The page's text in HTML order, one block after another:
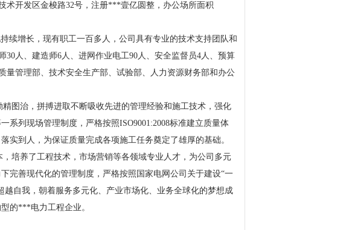
术开发区金梭路32号 ， 注册***壹亿圆整 ，办公场所面积
续增长， 现有职工一百多 人，公司具有专业的技术支持团队和
30人、建造师6人、进网作业电工90人、安全监督员4人、预算
量管理部、技术安全生产部、试验部、人力资源财务部和 办公
精图治，拼搏进取不断吸收先进的管理经验和施工技术，强化
系列现场管理制度，严格按照ISO9001:2008标准建立质量体
实到人，为保证质量完成各项施工任务奠定了雄厚的基础。
，培养了工程技术，市场营销等各领域专业人才，为公司多元
完善现代化的管理制度，严格按照国家电网公司关于建设“一
自我， 朝着服务多元化、产业市场化、业务全球化的梦想成
的***电力工程企业。